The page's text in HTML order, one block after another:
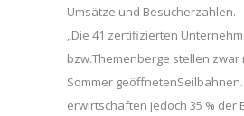
Umsätze und Besucherzahlen.
„Die 41 zertifizierten
bzw.Themenberge stellen zwar
Sommer geöffnetenSeilbahnen.
erwirtschaften jedoch 35 % der